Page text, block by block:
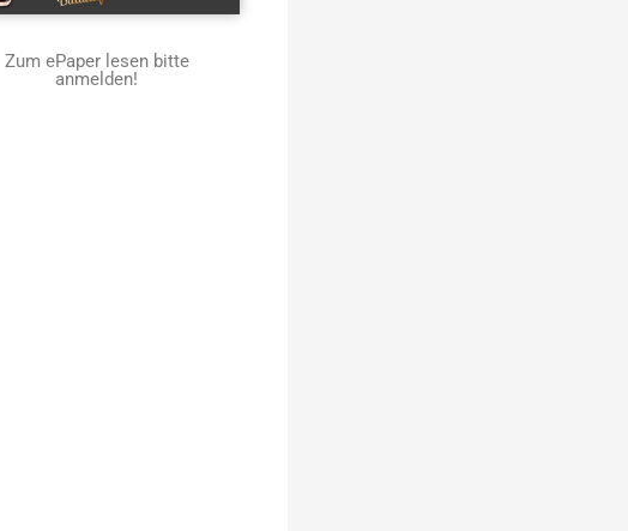
Zum ePaper lesen bitte
anmelden!